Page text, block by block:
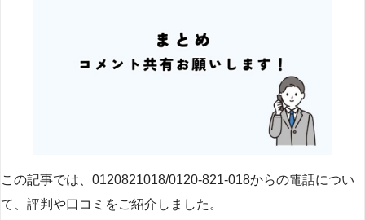
この記事では、0120821018/0120-821-018からの電話につい
て、評判や口コミをご紹介しました。